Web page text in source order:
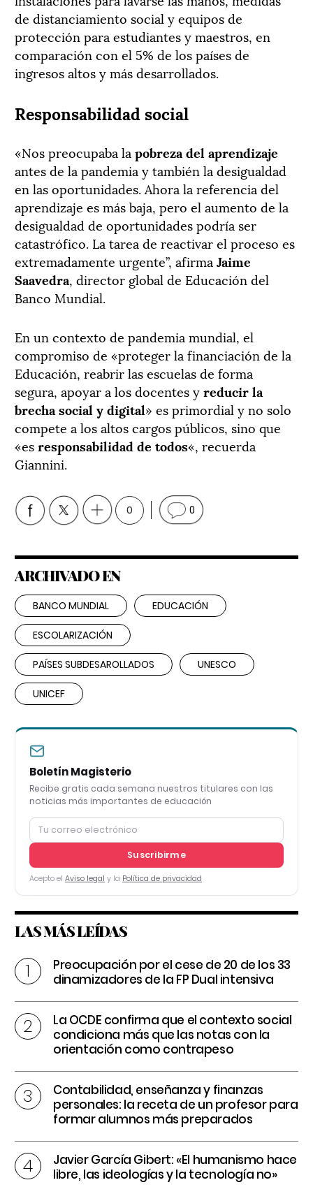
de distanciamiento social y equipos de
protección para estudiantes y maestros, en
comparación con el 5% de los países de
ingresos altos y más desarrollados.
Responsabilidad social
«Nos preocupaba la pobreza del aprendizaje
antes de la pandemia y también la desigualdad
en las oportunidades. Ahora la referencia del
aprendizaje es más baja, pero el aumento de la
desigualdad de oportunidades podría ser
catastrófico. La tarea de reactivar el proceso es
extremadamente urgente”, afirma Jaime
Saavedra, director global de Educación del
Banco Mundial.
En un contexto de pandemia mundial, el
compromiso de «proteger la financiación de la
Educación, reabrir las escuelas de forma
segura, apoyar a los docentes yreducir la
brecha social y digital» es primordial y no solo
compete a los altos cargos públicos, sino que
«esresponsabilidad de todos«, recuerda
Giannini.
0 0
ARCHIVADO EN
BANCO MUNDIAL EDUCACIÓN
ESCOLARIZACIÓN
PAÍSES SUBDESAROLLADOS UNESCO
UNICEF
Boletín Magisterio
Recibe gratis cada semana nuestros titulares con las
noticias más importantes de educación
Suscribirme
Acepto el Aviso legal y la Política de privacidad
LAS MÁS LEÍDAS
Preocupación por el cese de 20 de los 33
dinamizadores de la FP Dual intensiva
La OCDE confirma que el contexto social
condiciona más que las notas con la
orientación como contrapeso
Contabilidad, enseñanza y finanzas
personales: la receta de un profesor para
formar alumnos más preparados
Javier García Gibert: «El humanismo hace
libre, las ideologías y la tecnología no»